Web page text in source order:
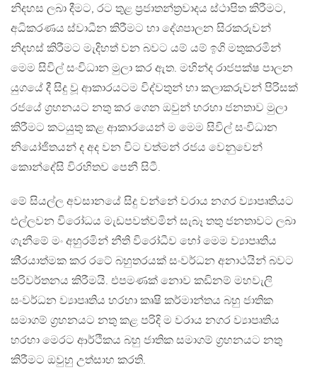
නිදහස ලබා දීමට, රට තුළ ප‍්‍රජාතන්ත‍්‍රවාදය ස්ථාපිත කිරීමට,
අධිකරණය ස්වාධීන කිරීමට හා දේශපාලන සිරකරුවන්
නිදහස් කිරීමට මැදිහත් වන බවට යම් යම් ඉගි මතුකරමින්
මෙම සිවිල් සංවිධාන මුලා කර ඇත. මහින්ද රාජපක්ෂ පාලන
යුගයේ දී සිදු වූ ආකාරයටම විද්වතුන් හා කලාකරුවන් පිරිසක්
රජයේ ග‍්‍රහනයට නතු කර ගෙන ඔවුන් හරහා ජනතාව මුලා
කිරීමට කටයුතු කළ ආකාරයෙන් ම මෙම සිවිල් සංවිධාන
නියෝජිතයන් ද අද වන විට වත්මන් රජය වෙනුවෙන්
කොන්දේසි විරහිතව පෙනී සිටී.
මේ සියල්ල අවසානයේ සිදු වන්නේ වරාය නගර ව්‍යාපෘතියට
එල්ලවන විරෝධය මැඩපවත්වමින් සැබෑ තතු ජනතාවට ලබා
ගැනීමේ මං අහුරමින් නීති විරෝධීව හෝ මෙම ව්‍යාපෘතිය
කි‍්‍රයාත්මක කර රටේ බහුතරයක් සංවර්ධන අනාථයින් බවට
පරිවර්තනය කිරීමයි. එපමණක් නොව කඩිනම් මහවැලි
සංවර්ධන ව්‍යාපෘතිය හරහා කෘෂි කර්මාන්තය බහු ජාතික
සමාගම් ග‍්‍රහනයට නතු කළ පරිදි ම වරාය නගර ව්‍යාපෘතිය
හරහා මෙරට ආර්ථිකය බහු ජාතික සමාගම් ග‍්‍රහනයට නතු
කිරීමට ඔවුහු උත්සාහ කරති.